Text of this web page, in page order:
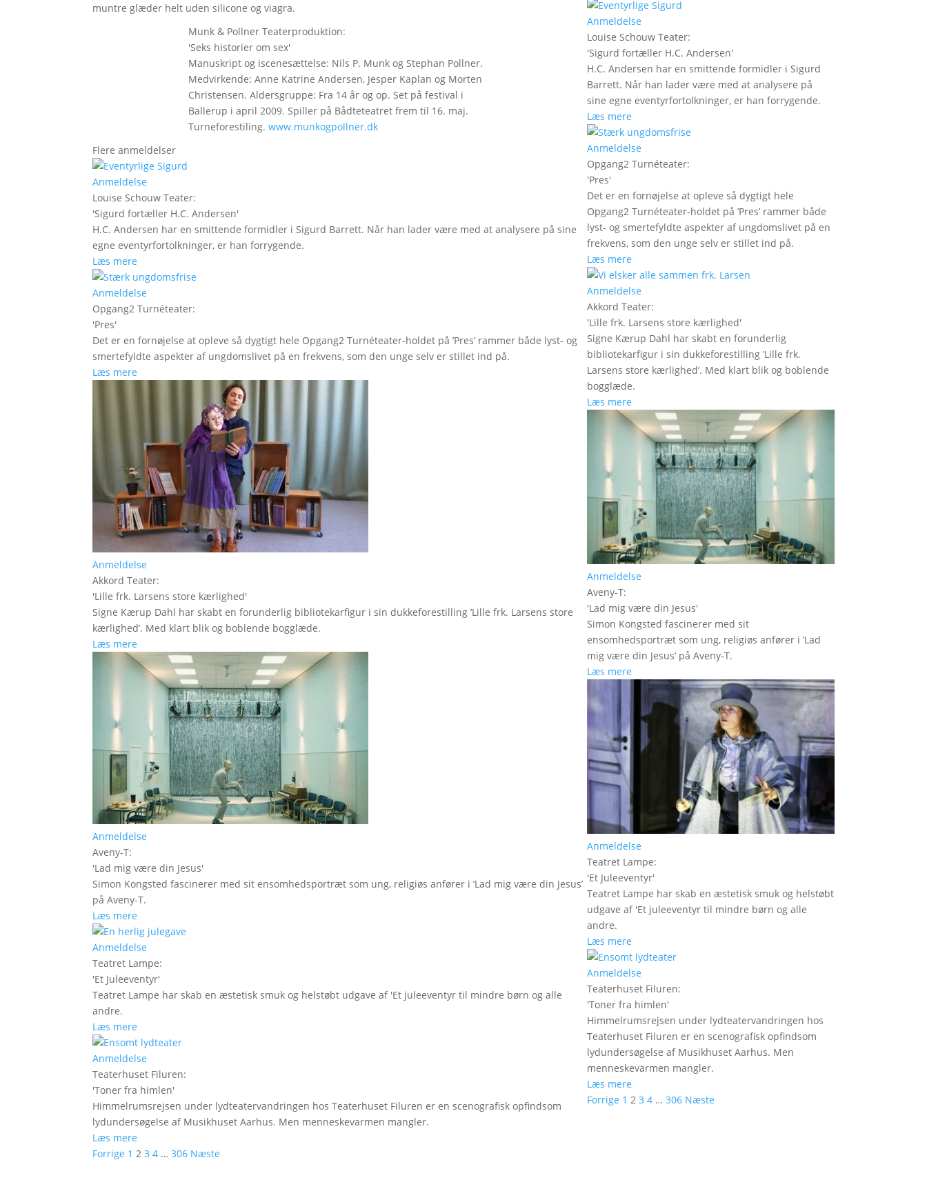
muntre glæder helt uden silicone og viagra.
Munk & Pollner Teaterproduktion:
'Seks historier om sex'
Manuskript og iscenesættelse: Nils P. Munk og Stephan Pollner.
Medvirkende: Anne Katrine Andersen, Jesper Kaplan og Morten
Christensen. Aldersgruppe: Fra 14 år og op. Set på festival i
Ballerup i april 2009. Spiller på Bådteteatret frem til 16. maj.
Turneforestiling. www.munkogpollner.dk
Flere anmeldelser
Anmeldelse
Louise Schouw Teater:
'Sigurd fortæller H.C. Andersen'
H.C. Andersen har en smittende formidler i Sigurd Barrett. Når han lader være med at analysere på sine
egne eventyrfortolkninger, er han forrygende.
Læs mere
Anmeldelse
Opgang2 Turnéteater:
'Pres'
Det er en fornøjelse at opleve så dygtigt hele Opgang2 Turnéteater-holdet på ’Pres’ rammer både lyst- og
smertefyldte aspekter af ungdomslivet på en frekvens, som den unge selv er stillet ind på.
Læs mere
Anmeldelse
Akkord Teater:
'Lille frk. Larsens store kærlighed'
Signe Kærup Dahl har skabt en forunderlig bibliotekarfigur i sin dukkeforestilling ’Lille frk. Larsens store
kærlighed’. Med klart blik og boblende bogglæde.
Læs mere
Anmeldelse
Aveny-T:
'Lad mig være din Jesus'
Simon Kongsted fascinerer med sit ensomhedsportræt som ung, religiøs anfører i ’Lad mig være din Jesus’
på Aveny-T.
Læs mere
Anmeldelse
Teatret Lampe:
'Et Juleeventyr'
Teatret Lampe har skab en æstetisk smuk og helstøbt udgave af 'Et juleeventyr til mindre børn og alle
andre.
Læs mere
Anmeldelse
Teaterhuset Filuren:
'Toner fra himlen'
Himmelrumsrejsen under lydteatervandringen hos Teaterhuset Filuren er en scenografisk opfindsom
lydundersøgelse af Musikhuset Aarhus. Men menneskevarmen mangler.
Læs mere
Forrige 1 2 3 4 … 306 Næste
Anmeldelse
Louise Schouw Teater:
'Sigurd fortæller H.C. Andersen'
H.C. Andersen har en smittende formidler i Sigurd
Barrett. Når han lader være med at analysere på
sine egne eventyrfortolkninger, er han forrygende.
Læs mere
Anmeldelse
Opgang2 Turnéteater:
'Pres'
Det er en fornøjelse at opleve så dygtigt hele
Opgang2 Turnéteater-holdet på ’Pres’ rammer både
lyst- og smertefyldte aspekter af ungdomslivet på en
frekvens, som den unge selv er stillet ind på.
Læs mere
Anmeldelse
Akkord Teater:
'Lille frk. Larsens store kærlighed'
Signe Kærup Dahl har skabt en forunderlig
bibliotekarfigur i sin dukkeforestilling ’Lille frk.
Larsens store kærlighed’. Med klart blik og boblende
bogglæde.
Læs mere
Anmeldelse
Aveny-T:
'Lad mig være din Jesus'
Simon Kongsted fascinerer med sit
ensomhedsportræt som ung, religiøs anfører i ’Lad
mig være din Jesus’ på Aveny-T.
Læs mere
Anmeldelse
Teatret Lampe:
'Et Juleeventyr'
Teatret Lampe har skab en æstetisk smuk og helstøbt
udgave af 'Et juleeventyr til mindre børn og alle
andre.
Læs mere
Anmeldelse
Teaterhuset Filuren:
'Toner fra himlen'
Himmelrumsrejsen under lydteatervandringen hos
Teaterhuset Filuren er en scenografisk opfindsom
lydundersøgelse af Musikhuset Aarhus. Men
menneskevarmen mangler.
Læs mere
Forrige 1 2 3 4 … 306 Næste